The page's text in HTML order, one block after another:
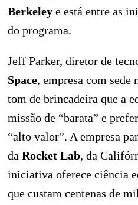
Berkeley e está entre as
do programa.
Jeff Parker, diretor de
Space, empresa com
tom de brincadeira que a
missão de “barata” e
“alto valor”. A empresa
da Rocket Lab, da
iniciativa oferece ciência
que custam centenas de